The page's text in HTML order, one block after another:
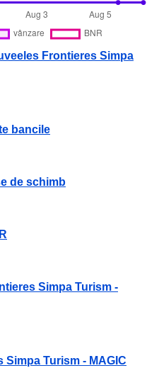
Frontieres Simpa
bancile
de schimb
Simpa Turism -
Turism - MAGIC